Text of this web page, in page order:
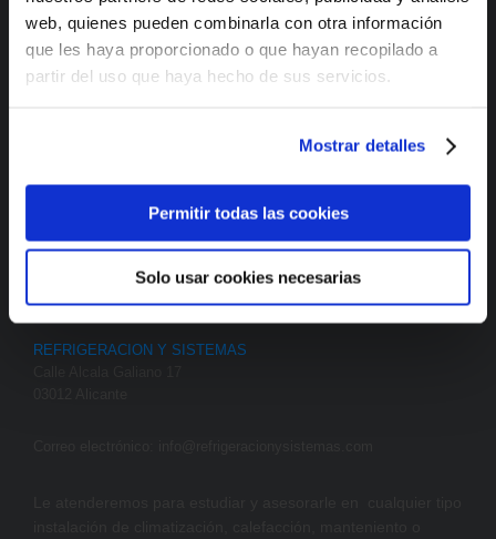
web, quienes pueden combinarla con otra información
que les haya proporcionado o que hayan recopilado a
partir del uso que haya hecho de sus servicios.
Mostrar detalles
Permitir todas las cookies
Solo usar cookies necesarias
EMPRESA INSTALADORA FRIGORISTA
Nº REGISTRO INDUSTRIAL 03/108238
REFRIGERACION Y SISTEMAS